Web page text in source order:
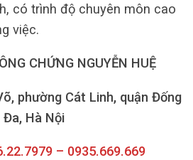
có trình độ chuyên môn cao
việc.
CHỨNG NGUYỄN HUỆ
phường Cát Linh, quận Đống
Đa, Hà Nội
– 0935.669.669